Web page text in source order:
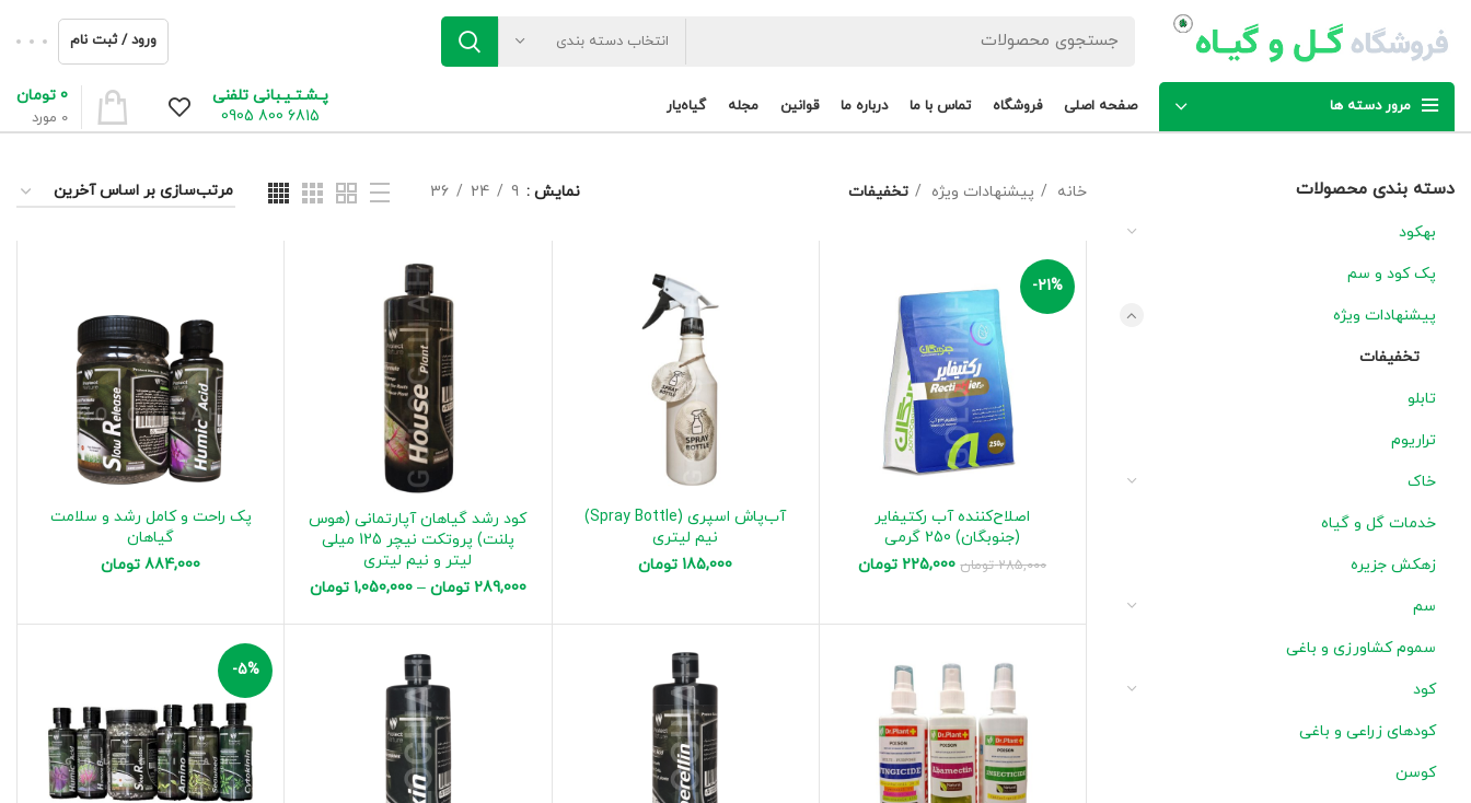
انتخاب دسته بندی ورود / ثبت نام
مرور دسته ها صفحه اصلی فروشگاه تماس با ما درباره ما قوانین مجله گیاه‌یار
پـشـتـیـبانی تلفنی
6815 800 0905
0 مورد
0 تومان
دسته بندی محصولات
بهکود
پک کود و سم
پیشنهادات ویژه
تخفیفات
تابلو
تراریوم
خاک
خدمات گل و گیاه
زهکش جزیره
سم
سموم کشاورزی و باغی
کود
کودهای زراعی و باغی
کوسن
خانه پیشنهادات ویژه تخفیفات نمایش 9
24
36
-21%
اصلاح‌کننده آب رکتیفایر
(جنوبگان) 250 گرمی
285,000 تومان 225,000 تومان
آب‌پاش اسپری (Spray Bottle)
نیم لیتری
185,000 تومان
کود رشد گیاهان آپارتمانی (هوس
پلنت) پروتکت نیچر 125 میلی
لیتر و نیم لیتری
289,000 تومان –
1,050,000 تومان
پک راحت و کامل رشد و سلامت
گیاهان
884,000 تومان
-5%